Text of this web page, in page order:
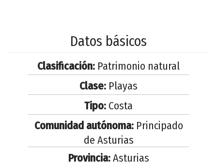
Datos básicos
Clasificación: Patrimonio natural
Clase: Playas
Tipo: Costa
Comunidad autónoma:Principado
de Asturias
Provincia:Asturias